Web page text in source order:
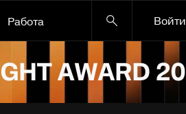
Работа Войти